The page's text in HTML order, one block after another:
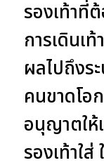
รองเท้าที่
การเดินเท้
ผลไปถึงร
คนขาดโอ
อนุญาตให้
รองเท้าใส่